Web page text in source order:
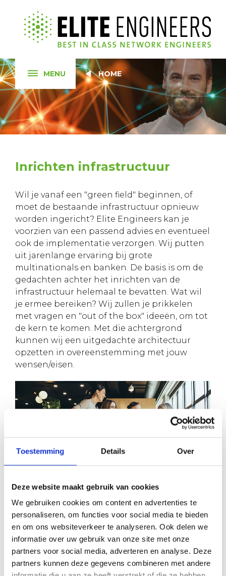
Toestemming Details Over
Deze website maakt gebruik van cookies
We gebruiken cookies om content en advertenties te
personaliseren, om functies voor social media te bieden
en om ons websiteverkeer te analyseren. Ook delen we
informatie over uw gebruik van onze site met onze
partners voor social media, adverteren en analyse. Deze
partners kunnen deze gegevens combineren met andere
MENU HOME
Inrichten infrastructuur
Wil je vanaf een "green field" beginnen, of
moet de bestaande infrastructuur opnieuw
worden ingericht? Elite Engineers kan je
voorzien van een passend advies en eventueel
ook de implementatie verzorgen. Wij putten
uit jarenlange ervaring bij grote
multinationals en banken. De basis is om de
gedachten achter het inrichten van de
infrastructuur helemaal te bevatten. Wat wil
je ermee bereiken? Wij zullen je prikkelen
met vragen en "out of the box" ideeën, om tot
de kern te komen. Met die achtergrond
kunnen wij een uitgedachte architectuur
opzetten in overeenstemming met jouw
wensen/eisen.
door ons worden opgebouwd of begeleiden
wij de leverancier tijdens dit traject. Denk
hierbij aan moderne cloud-concepten en
software defined networking concepten
(SDN), die inspelen op de wens naar vrijheid
en flexibiliteit in de bedrijfsvoering. Elite
Engineers kan je ook helpen bij het opzetten
van zogeheten blueprints; architecturen &